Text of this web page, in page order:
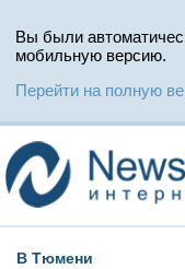
Вы были
мобильную версию.
Перейти на полную
В Тюмени